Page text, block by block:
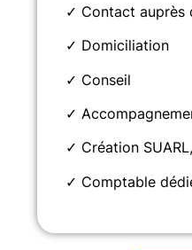
✓ Contact auprès
✓ Domiciliation
✓ Conseil
✓
✓ Création
✓ Comptable